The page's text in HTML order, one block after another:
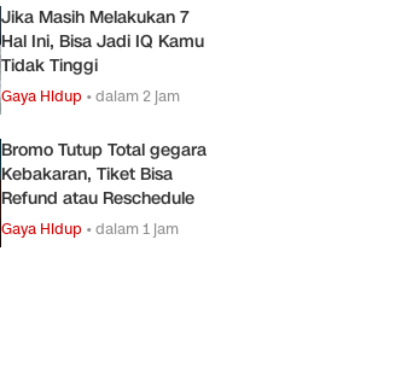
Jika Masih Melakukan 7
Hal Ini, Bisa Jadi IQ Kamu
Tidak Tinggi
Gaya Hidup •dalam 2 jam
Bromo Tutup Total gegara
Kebakaran, Tiket Bisa
Refund atau Reschedule
Gaya Hidup •dalam 1 jam